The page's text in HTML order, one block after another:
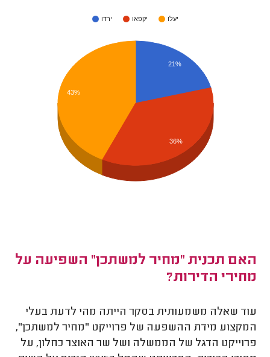
ירדו יקפאו יעלו
21%
43%
36%
האם תכנית "מחיר למשתכן" השפיעה על
מחירי הדירות?
עוד שאלה משמעותית בסקר הייתה מהי לדעת בעלי
המקצוע מידת ההשפעה של פרוייקט "מחיר למשתכן",
פרוייקט הדגל של הממשלה ושל שר האוצר כחלון, על